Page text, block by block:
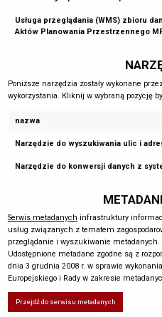
Usługa przeglądania (WMS) zbioru
Aktów Planowania Przestrzennego
Poniższe narzędzia zostały wykonane
wykorzystania. Kliknij w wybraną pozycję
nazwa
Narzędzie do wyszukiwania ulic i
Narzędzie do konwersji danych z
Serwis metadanych infrastruktury
usług związanych z tematem
przeglądanie i wyszukiwanie metadanych.
Udostępnione metadane zgodne są z
dnia 3 grudnia 2008 r. w sprawie
Europejskiego i Rady w zakresie
Przejdź do serwisu metadanych